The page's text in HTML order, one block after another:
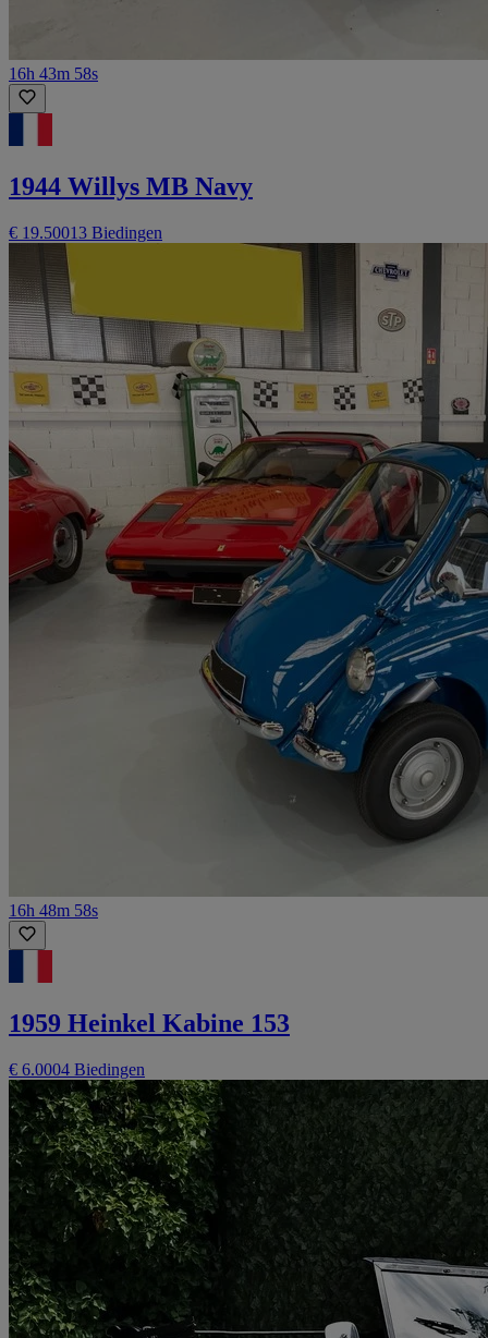
16h 43m 58s
1944 Willys MB Navy
€ 19.50013 Biedingen
16h 48m 58s
1959 Heinkel Kabine 153
€ 6.0004 Biedingen